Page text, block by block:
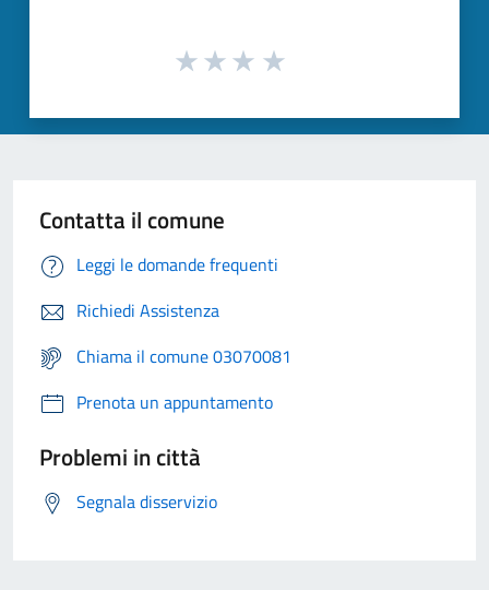
Contatta il comune
Leggi le domande frequenti
Richiedi Assistenza
Chiama il comune 03070081
Prenota un appuntamento
Problemi in città
Segnala disservizio